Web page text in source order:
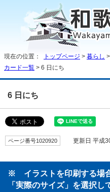
現在の位置： トップページ > 暮らし >
カード一覧 > 6 日にち
6 日にち
ページ番号1020920 更新日 平成
※ イラストを印刷する場
「実際のサイズ」を選択